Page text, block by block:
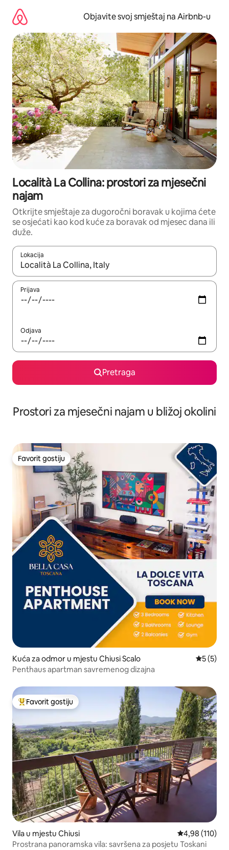
sadržaj
Objavite svoj smještaj na Airbnb-u
Località La Collina: prostori za mjesečni
najam
Otkrijte smještaje za dugoročni boravak u kojima ćete
se osjećati kao kod kuće za boravak od mjesec dana ili
duže.
Lokacija
Kad su rezultati dostupni, možete da se krećete kroz njih
Prijava
Odjava
Pretraga
Prostori za mjesečni najam u bližoj okolini
Favorit gostiju
Favorit gostiju
Kuća za odmor u mjestu Chiusi Scalo
5 (5)
Penthaus apartman savremenog dizajna
Glavni favorit gostiju
Favorit gostiju
Vila u mjestu Chiusi prosječna
4,98 (110)
Prostrana panoramska vila: savršena za posjetu Toskani